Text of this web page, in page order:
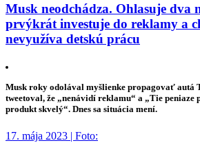
Musk neodchádza. Ohlasuje dva
prvýkrát investuje do reklamy a
nevyužíva detskú prácu
Musk roky odolával myšlienke propagovať autá
tweetoval, že „nenávidí reklamu“ a „Tie peniaze
produkt skvelý“. Dnes sa situácia mení.
17. mája 2023 | Foto: